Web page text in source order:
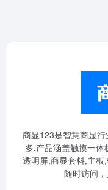
商显123是智慧商显
多,产品涵盖触摸一
透明屏,商显套料,主
随时访问